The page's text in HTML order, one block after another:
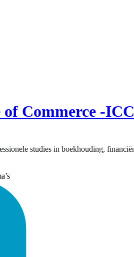
Commerce -ICC
studies in boekhouding,